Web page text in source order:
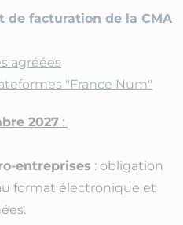
de facturation de la CMA
agréées
"France Num"
2027 :
entreprises : obligation
format électronique et